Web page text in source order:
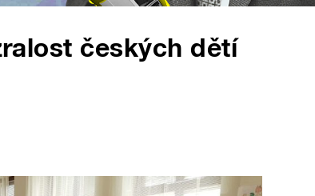
českých dětí